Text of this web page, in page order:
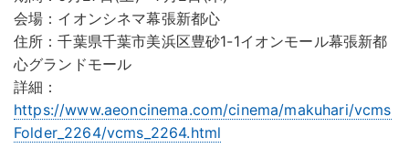
会場：イオンシネマ幕張新都心
住所：千葉県千葉市美浜区豊砂1-1イオンモール幕張新都
心グランドモール
詳細：
https://www.aeoncinema.com/cinema/makuhari/vcms
Folder_2264/vcms_2264.html